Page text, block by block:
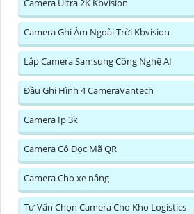
Camera Ultra 2K Kbvision
Camera Ghi Âm Ngoài Trời Kbvision
Lắp Camera Samsung Công Nghệ AI
Đầu Ghi Hình 4 CameraVantech
Camera Ip 3k
Camera Có Đọc Mã QR
Camera Cho xe nâng
Tư Vấn Chọn Camera Cho Kho Logistics